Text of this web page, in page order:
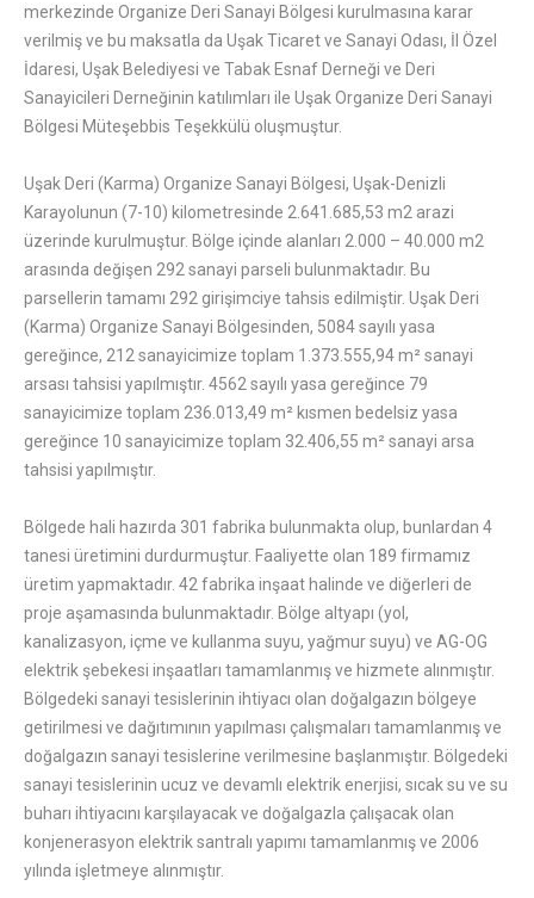
merkezinde Organize Deri Sanayi Bölgesi kurulmasına karar
verilmiş ve bu maksatla da Uşak Ticaret ve Sanayi Odası, İl Özel
İdaresi, Uşak Belediyesi ve Tabak Esnaf Derneği ve Deri
Sanayicileri Derneğinin katılımları ile Uşak Organize Deri Sanayi
Bölgesi Müteşebbis Teşekkülü oluşmuştur.
Uşak Deri (Karma) Organize Sanayi Bölgesi, Uşak-Denizli
Karayolunun (7-10) kilometresinde 2.641.685,53 m2 arazi
üzerinde kurulmuştur. Bölge içinde alanları 2.000 – 40.000 m2
arasında değişen 292 sanayi parseli bulunmaktadır. Bu
parsellerin tamamı 292 girişimciye tahsis edilmiştir. Uşak Deri
(Karma) Organize Sanayi Bölgesinden, 5084 sayılı yasa
gereğince, 212 sanayicimize toplam 1.373.555,94 m² sanayi
arsası tahsisi yapılmıştır. 4562 sayılı yasa gereğince 79
sanayicimize toplam 236.013,49 m² kısmen bedelsiz yasa
gereğince 10 sanayicimize toplam 32.406,55 m² sanayi arsa
tahsisi yapılmıştır.
Bölgede hali hazırda 301 fabrika bulunmakta olup, bunlardan 4
tanesi üretimini durdurmuştur. Faaliyette olan 189 firmamız
üretim yapmaktadır. 42 fabrika inşaat halinde ve diğerleri de
proje aşamasında bulunmaktadır. Bölge altyapı (yol,
kanalizasyon, içme ve kullanma suyu, yağmur suyu) ve AG-OG
elektrik şebekesi inşaatları tamamlanmış ve hizmete alınmıştır.
Bölgedeki sanayi tesislerinin ihtiyacı olan doğalgazın bölgeye
getirilmesi ve dağıtımının yapılması çalışmaları tamamlanmış ve
doğalgazın sanayi tesislerine verilmesine başlanmıştır. Bölgedeki
sanayi tesislerinin ucuz ve devamlı elektrik enerjisi, sıcak su ve su
buharı ihtiyacını karşılayacak ve doğalgazla çalışacak olan
konjenerasyon elektrik santralı yapımı tamamlanmış ve 2006
yılında işletmeye alınmıştır.